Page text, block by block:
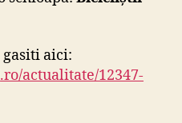
aici:
actualitate/12347-